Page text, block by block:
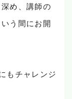
め、講師の
う間にお開
もチャレンジ